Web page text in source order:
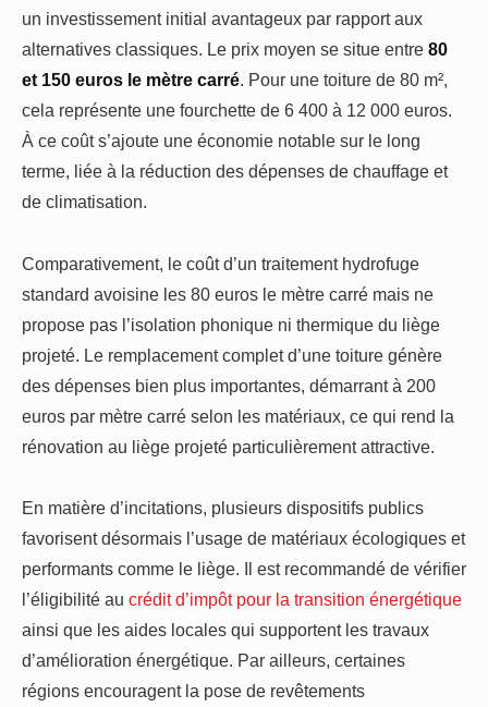
un investissement initial avantageux par rapport aux
alternatives classiques. Le prix moyen se situe entre 80
et 150 euros le mètre carré. Pour une toiture de 80 m²,
cela représente une fourchette de 6 400 à 12 000 euros.
À ce coût s’ajoute une économie notable sur le long
terme, liée à la réduction des dépenses de chauffage et
de climatisation.
Comparativement, le coût d’un traitement hydrofuge
standard avoisine les 80 euros le mètre carré mais ne
propose pas l’isolation phonique ni thermique du liège
projeté. Le remplacement complet d’une toiture génère
des dépenses bien plus importantes, démarrant à 200
euros par mètre carré selon les matériaux, ce qui rend la
rénovation au liège projeté particulièrement attractive.
En matière d’incitations, plusieurs dispositifs publics
favorisent désormais l’usage de matériaux écologiques et
performants comme le liège. Il est recommandé de vérifier
l’éligibilité au crédit d’impôt pour la transition énergétique
ainsi que les aides locales qui supportent les travaux
d’amélioration énergétique. Par ailleurs, certaines
régions encouragent la pose de revêtements